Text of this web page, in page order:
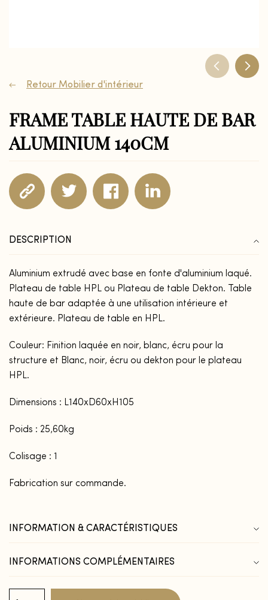
Retour Mobilier d'intérieur
FRAME TABLE HAUTE DE BAR
ALUMINIUM 140CM
DESCRIPTION
Aluminium extrudé avec base en fonte d'aluminium laqué.
Plateau de table HPL ou Plateau de table Dekton. Table
haute de bar adaptée à une utilisation intérieure et
extérieure. Plateau de table en HPL.
Couleur: Finition laquée en noir, blanc, écru pour la
structure et Blanc, noir, écru ou dekton pour le plateau
HPL.
Dimensions : L140xD60xH105
Poids : 25,60kg
Colisage : 1
Fabrication sur commande.
INFORMATION & CARACTÉRISTIQUES
INFORMATIONS COMPLÉMENTAIRES